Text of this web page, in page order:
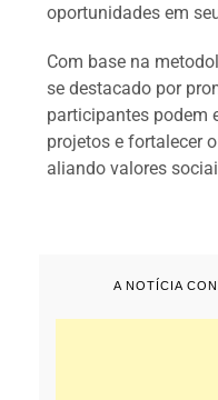
oportunidades em
Com base na
se destacado por
participantes podem
projetos e fortalecer
aliando valores
A NOTÍCIA